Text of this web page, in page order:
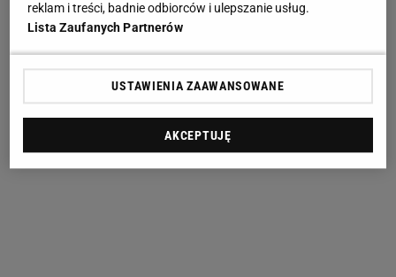
reklam i treści, badnie odbiorców i ulepszanie usług.
Lista Zaufanych Partnerów
USTAWIENIA ZAAWANSOWANE
AKCEPTUJĘ